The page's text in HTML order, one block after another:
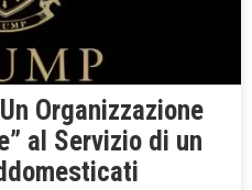
Organizzazione
al Servizio di un